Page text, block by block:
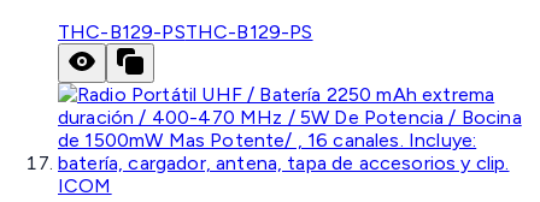
THC-B129-PSTHC-B129-PS
ICOM